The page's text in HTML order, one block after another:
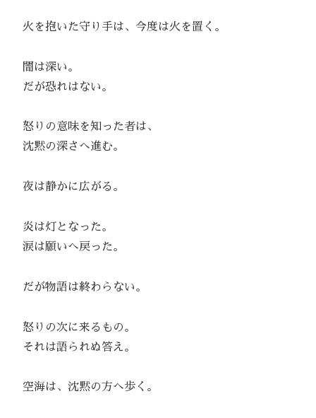
火を抱いた守り手は、今度は火を置く。
闇は深い。
だが恐れはない。
怒りの意味を知った者は、
沈黙の深さへ進む。
夜は静かに広がる。
炎は灯となった。
涙は願いへ戻った。
だが物語は終わらない。
怒りの次に来るもの。
それは語られぬ答え。
空海は、沈黙の方へ歩く。